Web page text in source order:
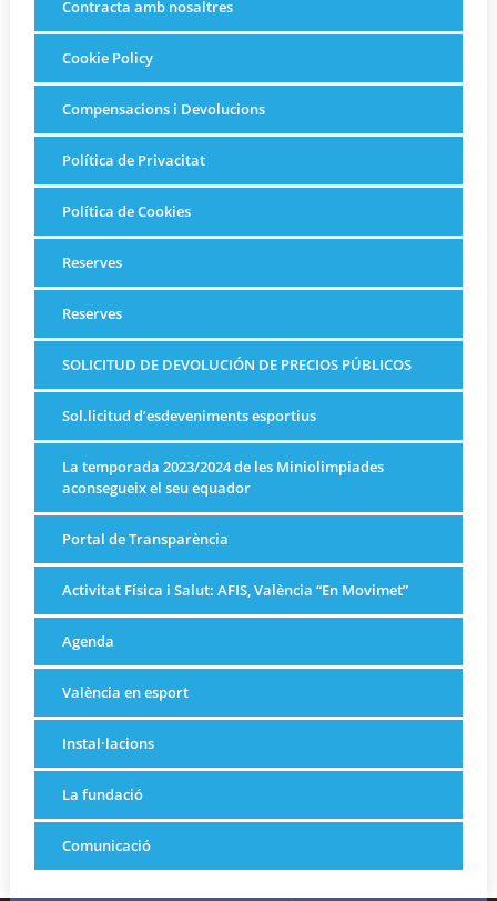
Contracta amb nosaltres
Cookie Policy
Compensacions i Devolucions
Política de Privacitat
Política de Cookies
Reserves
Reserves
SOLICITUD DE DEVOLUCIÓN DE PRECIOS PÚBLICOS
Sol.licitud d’esdeveniments esportius
La temporada 2023/2024 de les Miniolimpiades
aconsegueix el seu equador
Portal de Transparència
Activitat Física i Salut: AFIS, València “En Movimet”
Agenda
València en esport
Instal·lacions
La fundació
Comunicació